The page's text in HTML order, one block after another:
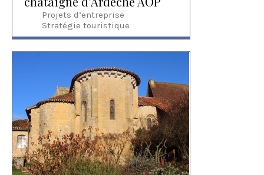
Projets d’entreprise
Stratégie touristique